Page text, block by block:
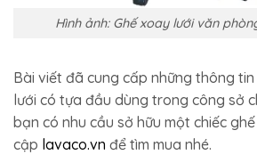
Hình ảnh: Ghế xoay lưới văn
Bài viết đã cung cấp những thông
lưới có tựa đầu dùng trong công sở
bạn có nhu cầu sở hữu một chiếc
cập lavaco.vn để tìm mua nhé.